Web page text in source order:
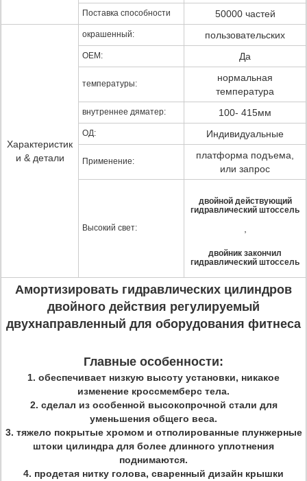
Поставка способности 50000 частей
Характеристик
и & детали
окрашенный: пользовательских
OEM: Да
температуры:
нормальная
температура
внутреннее дяматер: 100- 415мм
ОД: Индивидуальные
Применение:
платформа подъема,
или запрос
Высокий свет:
двойной действующий
гидравлический штоссель
двойник закончил
гидравлический штоссель
Амортизировать гидравлических цилиндров
двойного действия регулируемый
двухнаправленный для оборудования фитнеса
Главные особенности:
1. обеспечивает низкую высоту установки, никакое
изменение кроссмемберс тела.
2. сделал из особенной высокопрочной стали для
уменьшения общего веса.
3. тяжело покрытые хромом и отполированные плунжерные
штоки цилиндра для более длинного уплотнения
поднимаются.
4. продетая нитку голова, сваренный дизайн крышки